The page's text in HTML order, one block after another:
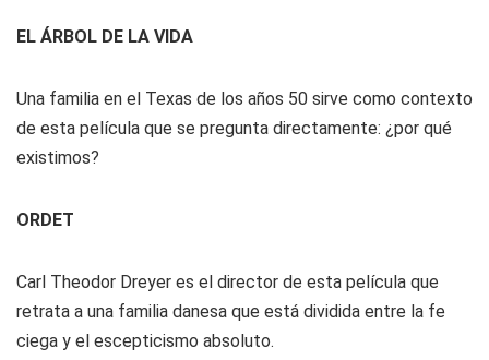
EL ÁRBOL DE LA VIDA
Una familia en el Texas de los años 50 sirve como contexto
de esta película que se pregunta directamente: ¿por qué
existimos?
ORDET
Carl Theodor Dreyer es el director de esta película que
retrata a una familia danesa que está dividida entre la fe
ciega y el escepticismo absoluto.